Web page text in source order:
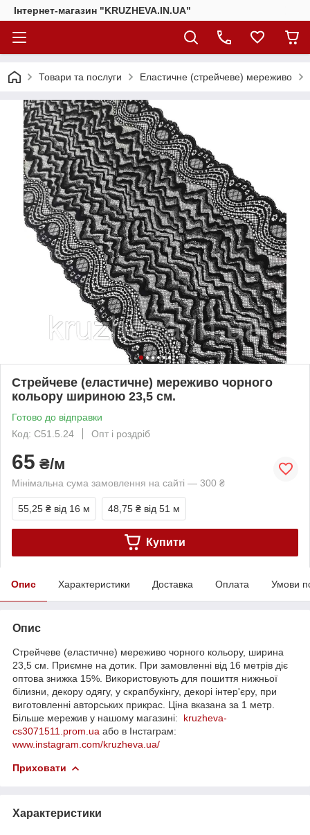
Інтернет-магазин "KRUZHEVA.IN.UA"
Товари та послуги Еластичне (стрейчеве) мереживо
Стрейчеве (еластичне) мереживо чорного
кольору шириною 23,5 см.
Готово до відправки
Код: С51.5.24
Опт і роздріб
65 ₴/м
Мінімальна сума замовлення на сайті — 300 ₴
55,25 ₴ від 16 м 48,75 ₴ від 51 м
Купити
Опис Характеристики Доставка Оплата Умови
Опис
Стрейчеве (еластичне) мереживо чорного кольору, ширина
23,5 см. Приємне на дотик. При замовленні від 16 метрів діє
оптова знижка 15%. Використовують для пошиття нижньої
білизни, декору одягу, у скрапбукінгу, декорі інтер'єру, при
виготовленні авторських прикрас. Ціна вказана за 1 метр.
Більше мережив у нашому магазині: kruzheva-
cs3071511.prom.ua або в Інстаграм:
www.instagram.com/kruzheva.ua/
Приховати
Характеристики